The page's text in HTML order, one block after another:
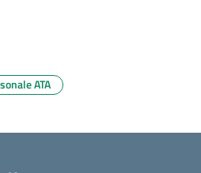
ATA